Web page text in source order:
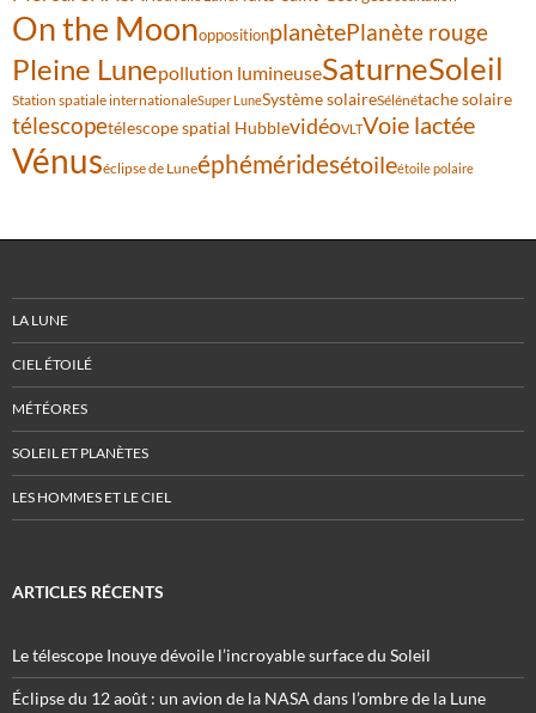
On the MoonoppositionplanètePlanète rouge
Pleine Lunepollution lumineuseSaturneSoleil
Station spatiale internationaleSuper LuneSystème solaireSélénétache solaire
télescopetélescope spatial HubblevidéoVLTVoie lactée
Vénuséclipse de Luneéphéméridesétoileétoile polaire
LA LUNE
CIEL ÉTOILÉ
MÉTÉORES
SOLEIL ET PLANÈTES
LES HOMMES ET LE CIEL
ARTICLES RÉCENTS
Le télescope Inouye dévoile l’incroyable surface du Soleil
Éclipse du 12 août : un avion de la NASA dans l’ombre de la Lune